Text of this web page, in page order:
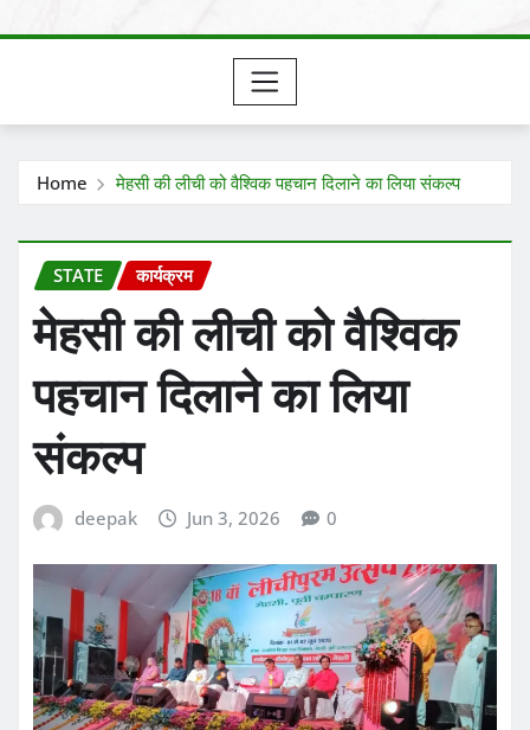
Home मेहसी की लीची को वैश्विक पहचान दिलाने का लिया संकल्प
STATE कार्यक्रम
मेहसी की लीची को वैश्विक
पहचान दिलाने का लिया
संकल्प
deepak Jun 3, 2026 0